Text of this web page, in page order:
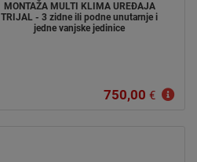
MONTAŽA MULTI KLIMA UREĐAJA
TRIJAL - 3 zidne ili podne unutarnje i
jedne vanjske jedinice
750,00 €